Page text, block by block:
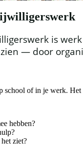
is
— door
school of in je werk.
hebben?
ziet?